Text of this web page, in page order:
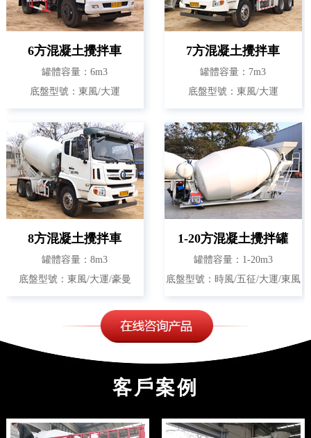
6方混凝土攪拌車
罐體容量：6m3
底盤型號：東風/大運
7方混凝土攪拌車
罐體容量：7m3
底盤型號：東風/大運
8方混凝土攪拌車
罐體容量：8m3
底盤型號：東風/大運/豪曼
1-20方混凝土攪拌罐
罐體容量：1-20m3
底盤型號：時風/五征/大運/東風
客戶案例